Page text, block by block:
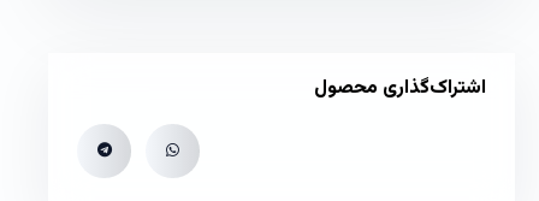
اشتراک‌گذاری محصول